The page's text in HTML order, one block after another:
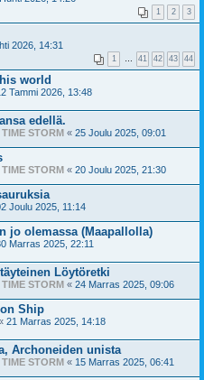
1 2 3
2026, 14:31
1 … 41 42 43 44
world
Tammi 2026, 13:48
edellä.
STORM « 25 Joulu 2025, 09:01
STORM « 20 Joulu 2025, 21:30
Joulu 2025, 11:14
jo olemassa (Maapallolla)
Marras 2025, 22:11
Löytöretki
STORM « 24 Marras 2025, 09:06
Ship
21 Marras 2025, 14:18
Archoneiden unista
STORM « 15 Marras 2025, 06:41